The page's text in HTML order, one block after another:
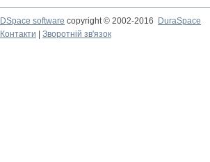
DSpace software copyright © 2002-2016
DuraSpace
Контакти
Зворотній зв'язок